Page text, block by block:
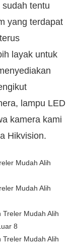
tentu
yang terdapat
layak untuk
lampu LED
kamera kami
Hikvision.